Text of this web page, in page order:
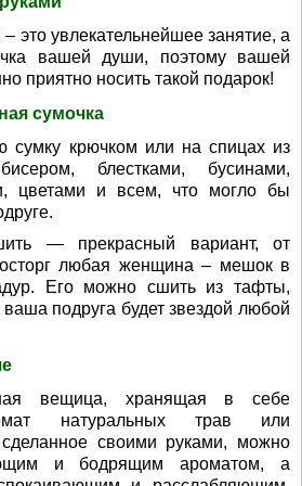
это увлекательнейшее занятие, а
вашей души, поэтому вашей
приятно носить такой подарок!
сумочка
сумку крючком или на спицах из
блестками, бусинами,
цветами и всем, что могло бы
— прекрасный вариант, от
любая женщина – мешок в
Его можно сшить из тафты,
ваша подруга будет звездой любой
вещица, хранящая в себе
натуральных трав или
своими руками, можно
и бодрящим ароматом, а